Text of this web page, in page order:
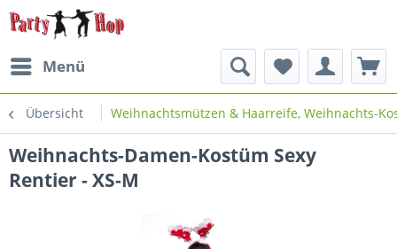
Menü
Übersicht Weihnachtsmützen & Haarreife, Weihnachts-
Weihnachts-Damen-Kostüm Sexy
Rentier - XS-M